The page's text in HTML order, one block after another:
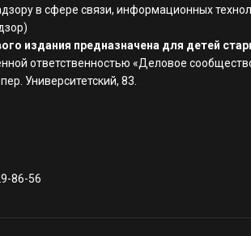
в сфере связи, информационных
издания предназначена для детей
ответственностью «Деловое
Университетский, 83.
86-56